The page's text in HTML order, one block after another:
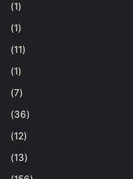
(1)
(1)
(11)
(1)
(7)
(36)
(12)
(13)